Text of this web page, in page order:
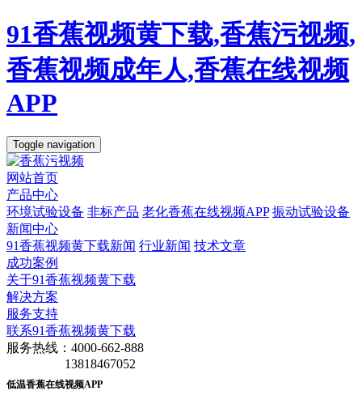
91香蕉视频黄下载,香蕉污视频,
香蕉视频成年人,香蕉在线视频
APP
Toggle navigation
网站首页
产品中心
环境试验设备 非标产品 老化香蕉在线视频APP 振动试验设备
新闻中心
91香蕉视频黄下载新闻 行业新闻 技术文章
成功案例
关于91香蕉视频黄下载
解决方案
服务支持
联系91香蕉视频黄下载
服务热线：4000-662-888
13818467052
低温香蕉在线视频APP